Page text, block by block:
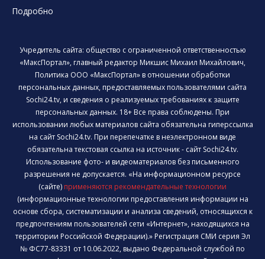
Подробно
Учредитель сайта: общество с ограниченной ответственностью
«МаксПортал», главный редактор Микшис Михаил Михайлович,
Политика ООО «МаксПортал» в отношении обработки
персональных данных, предоставляемых пользователями сайта
Sochi24.tv, и сведения о реализуемых требованиях к защите
персональных данных. 18+ Все права соблюдены. При
использовании любых материалов сайта обязательна гиперссылка
на сайт Sochi24.tv. При перепечатке в неэлектронном виде
обязательна текстовая ссылка на источник - сайт Sochi24.tv.
Использование фото- и видеоматериалов без письменного
разрешения не допускается. «На информационном ресурсе
(сайте) применяются рекомендательные технологии
(информационные технологии предоставления информации на
основе сбора, систематизации и анализа сведений, относящихся к
предпочтениям пользователей сети «Интернет», находящихся на
территории Российской Федерации).» Регистрация СМИ серия Эл
№ ФС77-83331 от 10.06.2022, выдано Федеральной службой по